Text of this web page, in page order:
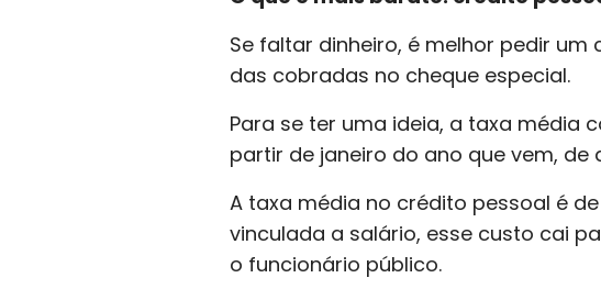
Se faltar dinheiro, é melhor pedir
das cobradas no cheque especial.
Para se ter uma ideia, a taxa média
partir de janeiro do ano que vem,
A taxa média no crédito pessoal é
vinculada a salário, esse custo cai
o funcionário público.